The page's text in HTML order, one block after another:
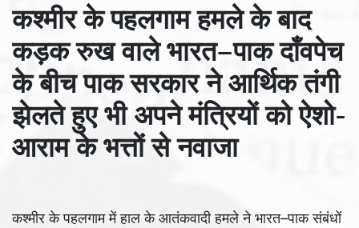
कश्मीर के पहलगाम हमले के बाद
कड़क रुख वाले भारत–पाक दाँवपेच
के बीच पाक सरकार ने आर्थिक तंगी
झेलते हुए भी अपने मंत्रियों को ऐशो-
आराम के भत्तों से नवाजा
कश्मीर के पहलगाम में हाल के आतंकवादी हमले ने भारत–पाक संबंधों